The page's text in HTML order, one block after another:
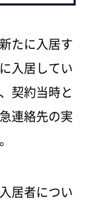
たに入居す
入居してい
契約当時と
連絡先の実
居者につい